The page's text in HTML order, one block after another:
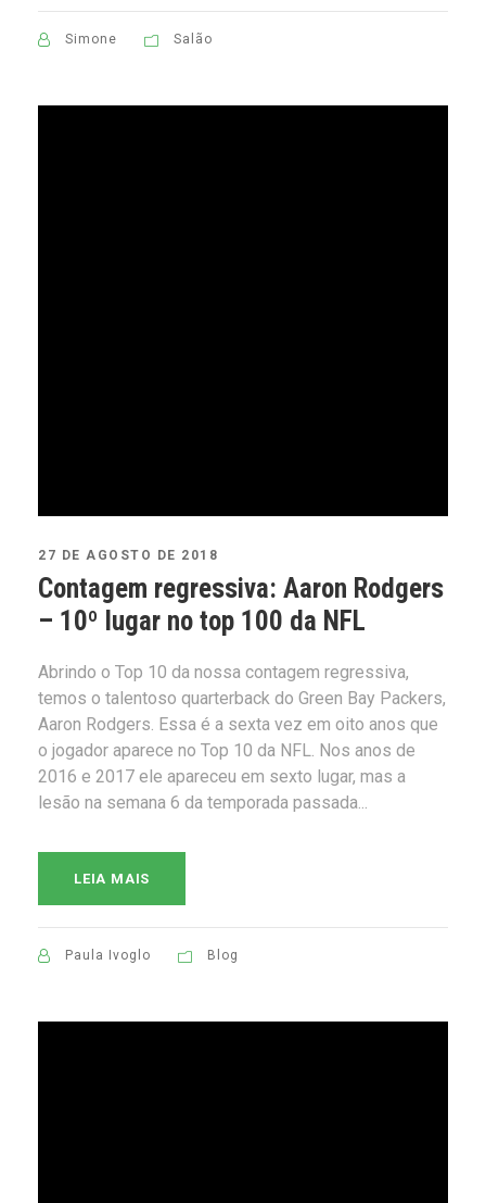
Simone Salão
27 DE AGOSTO DE 2018
Contagem regressiva: Aaron Rodgers
– 10º lugar no top 100 da NFL
Abrindo o Top 10 da nossa contagem regressiva,
temos o talentoso quarterback do Green Bay Packers,
Aaron Rodgers. Essa é a sexta vez em oito anos que
o jogador aparece no Top 10 da NFL. Nos anos de
2016 e 2017 ele apareceu em sexto lugar, mas a
lesão na semana 6 da temporada passada...
LEIA MAIS
Paula Ivoglo Blog